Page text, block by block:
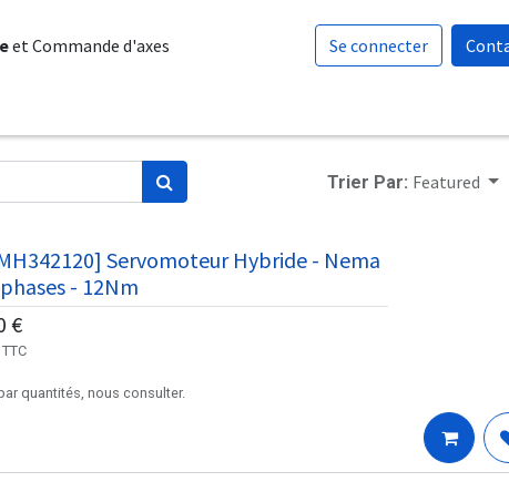
et Commande d'axes Se connecter
Trier Par: Featured
Servomoteur Hybride - Nema
- 12Nm
€
TTC
quantités, nous consulter.